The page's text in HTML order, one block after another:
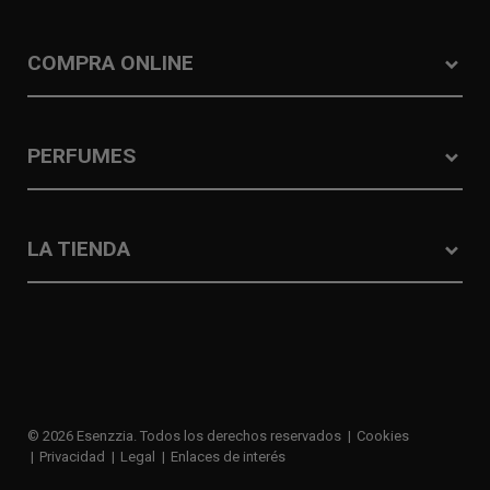
COMPRA ONLINE
PERFUMES
LA TIENDA
© 2026 Esenzzia. Todos los derechos reservados
Cookies
Privacidad
Legal Enlaces de interés